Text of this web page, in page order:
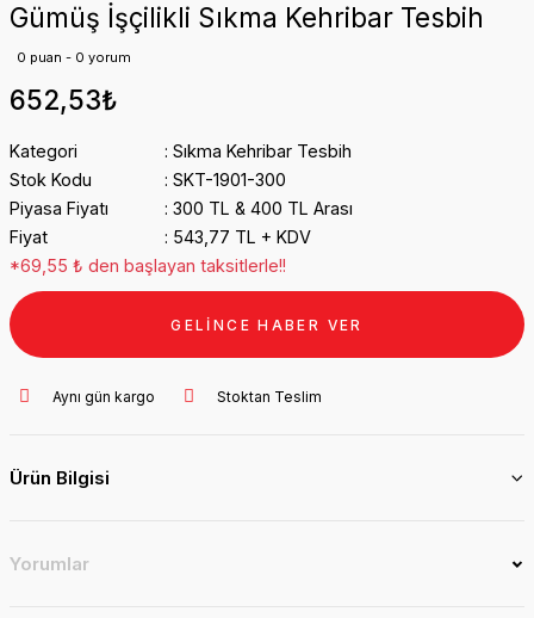
Gümüş İşçilikli Sıkma Kehribar Tesbih
0 puan - 0 yorum
652,53₺
Kategori
Sıkma Kehribar Tesbih
Stok Kodu
SKT-1901-300
Piyasa Fiyatı
300 TL & 400 TL Arası
Fiyat
543,77 TL + KDV
*69,55 ₺ den başlayan taksitlerle!!
GELİNCE HABER VER
Aynı gün kargo Stoktan Teslim
Ürün Bilgisi
Yorumlar